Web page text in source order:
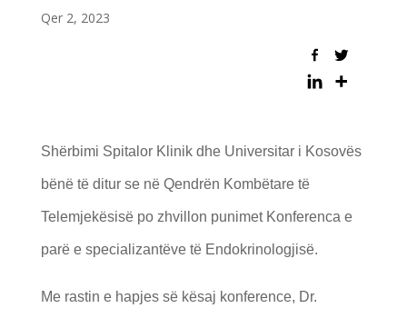
Qer 2, 2023
Shërbimi Spitalor Klinik dhe Universitar i Kosovës
bënë të ditur se në Qendrën Kombëtare të
Telemjekësisë po zhvillon punimet Konferenca e
parë e specializantëve të Endokrinologjisë.
Me rastin e hapjes së kësaj konference, Dr.